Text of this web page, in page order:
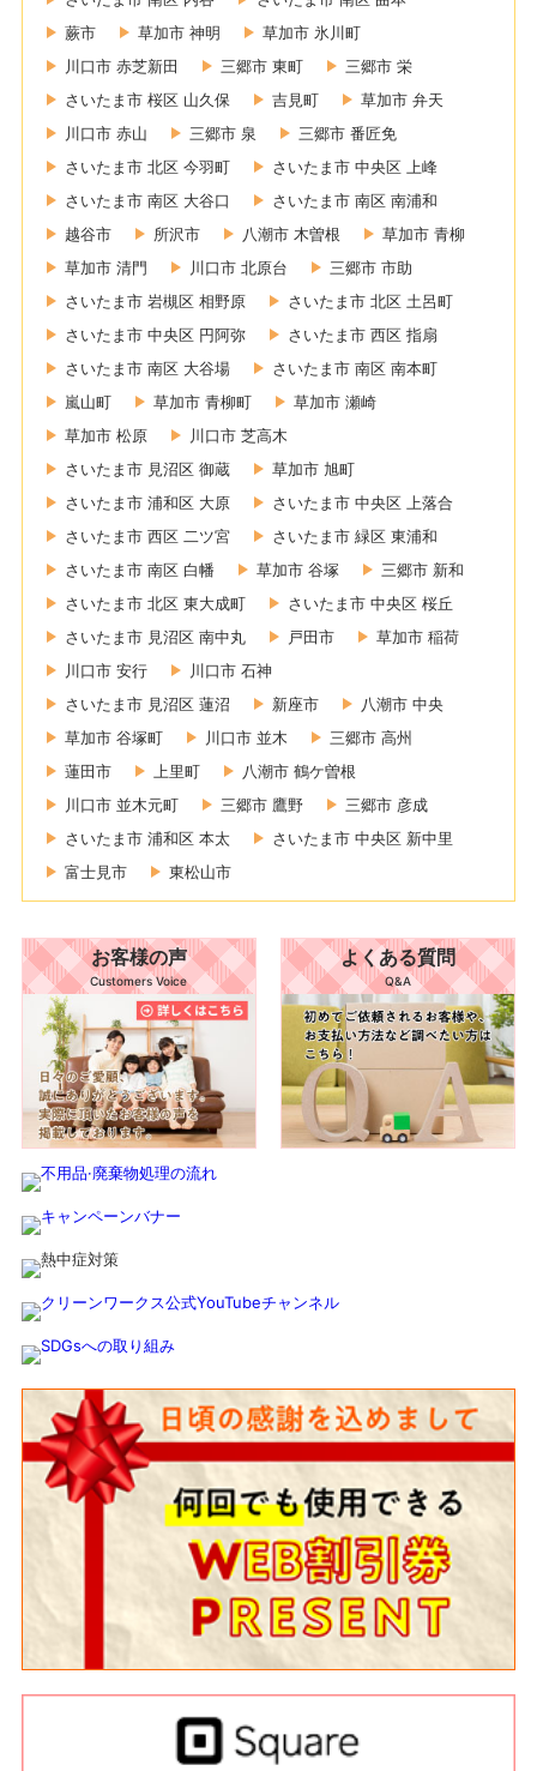
蕨市
草加市 神明
草加市 氷川町
川口市 赤芝新田
三郷市 東町
三郷市 栄
さいたま市 桜区 山久保
吉見町
草加市 弁天
川口市 赤山
三郷市 泉
三郷市 番匠免
さいたま市 北区 今羽町
さいたま市 中央区 上峰
さいたま市 南区 大谷口
さいたま市 南区 南浦和
越谷市
所沢市 八潮市 木曽根
草加市 青柳
草加市 清門
川口市 北原台
三郷市 市助
さいたま市 岩槻区 相野原
さいたま市 北区 土呂町
さいたま市 中央区 円阿弥
さいたま市 西区 指扇
さいたま市 南区 大谷場
さいたま市 南区 南本町
嵐山町
草加市 青柳町
草加市 瀬崎
草加市 松原
川口市 芝高木
さいたま市 見沼区 御蔵
草加市 旭町
さいたま市 浦和区 大原
さいたま市 中央区 上落合
さいたま市 西区 二ツ宮
さいたま市 緑区 東浦和
さいたま市 南区 白幡
草加市 谷塚
三郷市 新和
さいたま市 北区 東大成町
さいたま市 中央区 桜丘
さいたま市 見沼区 南中丸
戸田市
草加市 稲荷
川口市 安行
川口市 石神
さいたま市 見沼区 蓮沼
新座市
八潮市 中央
草加市 谷塚町
川口市 並木
三郷市 高州
蓮田市
上里町
八潮市 鶴ケ曽根
川口市 並木元町
三郷市 鷹野
三郷市 彦成
さいたま市 浦和区 本太
さいたま市 中央区 新中里
富士見市
東松山市
お客様の声
Customers Voice
よくある質問
Q&A